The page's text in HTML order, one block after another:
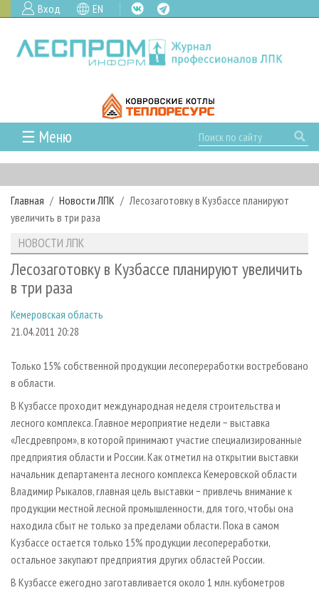
Вход EN
☰ Меню
ГЛАВНАЯ
РУБРИКИ И ТЕМЫ
РУБРИКИ ЖУРНАЛА
ЛЕСОЗАГОТОВКА
ЛЕСОПИЛЕНИЕ
СУШКА ДРЕВЕСИНЫ
ДЕРЕВЯННОЕ ДОМОСТРОЕНИЕ
ПРОИЗВОДСТВО МЕБЕЛИ
БИОЭНЕРГЕТИКА
ЦБП
ИНСТРУМЕНТ И МАТЕРИАЛЫ
НОВОСТИ
НОВОСТИ ЛПК
НОВОСТИ ЖУРНАЛА
ПРОЕКТЫ ЛПИ
АНАЛИТИКА
ПРЕДПРИЯТИЯ ЛПК
ПЕРСОНЫ
ОФИЦИАЛЬНЫЕ ДЕЛЕГАЦИИ
ПРИОРИТЕТНЫЕ ИНВЕСТПРОЕКТЫ
RUSSIAN FORESTRY REVIEW
ГАЗЕТА ЛЕСПРОМФОРУМ
БИБЛИОТЕКА СПЕЦИАЛИСТА
АРХИВ ЖУРНАЛОВ
О ЖУРНАЛЕ
ПОДПИСКА
КОНТАКТЫ
РЕКЛАМОДАТЕЛЯМ
РЕКЛАМА
Главная Новости ЛПК
Лесозаготовку в Кузбассе планируют
увеличить в три раза
НОВОСТИ ЛПК
Лесозаготовку в Кузбассе планируют увеличить
в три раза
Кемеровская область
21.04.2011 20:28
Только 15% собственной продукции лесопереработки востребовано
в области.
В Кузбассе проходит международная неделя строительства и
лесного комплекса. Главное мероприятие недели − выставка
«Лесдревпром», в которой принимают участие специализированные
предприятия области и России. Как отметил на открытии выставки
начальник департамента лесного комплекса Кемеровской области
Владимир Рыкалов, главная цель выставки − привлечь внимание к
продукции местной лесной промышленности, для того, чтобы она
находила сбыт не только за пределами области. Пока в самом
Кузбассе остается только 15% продукции лесопереработки,
остальное закупают предприятия других областей России.
В Кузбассе ежегодно заготавливается около 1 млн. кубометров